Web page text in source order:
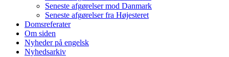
Seneste afgørelser mod Danmark
Seneste afgørelser fra Højesteret
Domsreferater
Om siden
Nyheder på engelsk
Nyhedsarkiv